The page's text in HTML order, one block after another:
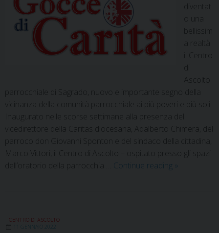
diventat
o una
bellissim
a realtà
il Centro
di
Ascolto
parrocchiale di Sagrado, nuovo e importante segno della
vicinanza della comunità parrocchiale ai più poveri e più soli.
Inaugurato nelle scorse settimane alla presenza del
vicedirettore della Caritas diocesana, Adalberto Chimera, del
parroco don Giovanni Sponton e del sindaco della cittadina,
Marco Vittori, il Centro di Ascolto – ospitato presso gli spazi
dell’oratorio della parrocchia … Continue reading »
CENTRO DI ASCOLTO
11 GENNAIO 2022